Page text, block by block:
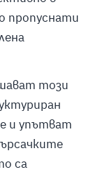
пропуснати
този
и упътват
са